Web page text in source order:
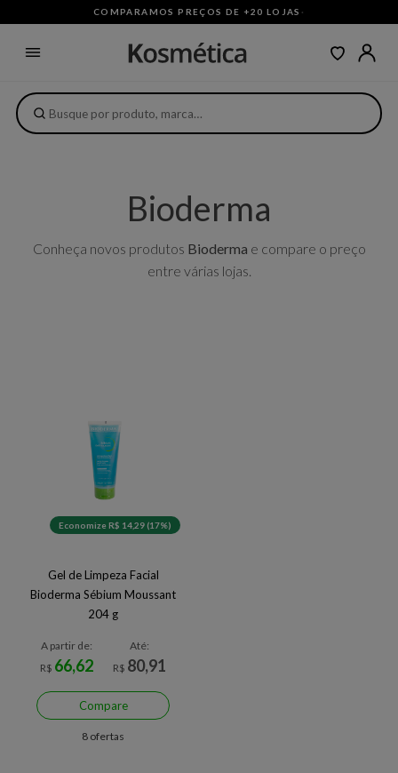
COMPARAMOS PREÇOS DE +20 LOJAS ·
Bioderma
Conheça novos produtos Bioderma e compare o preço
entre várias lojas.
Economize R$ 14,29 (17%)
Gel de Limpeza Facial
Bioderma Sébium Moussant
204 g
A partir de:
R$ 66,62
Até:
R$ 80,91
Compare
8 ofertas